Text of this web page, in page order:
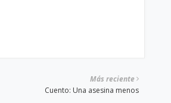
Más reciente
Cuento: Una asesina menos